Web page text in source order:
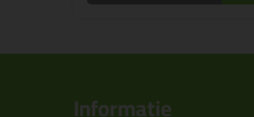
Informatie